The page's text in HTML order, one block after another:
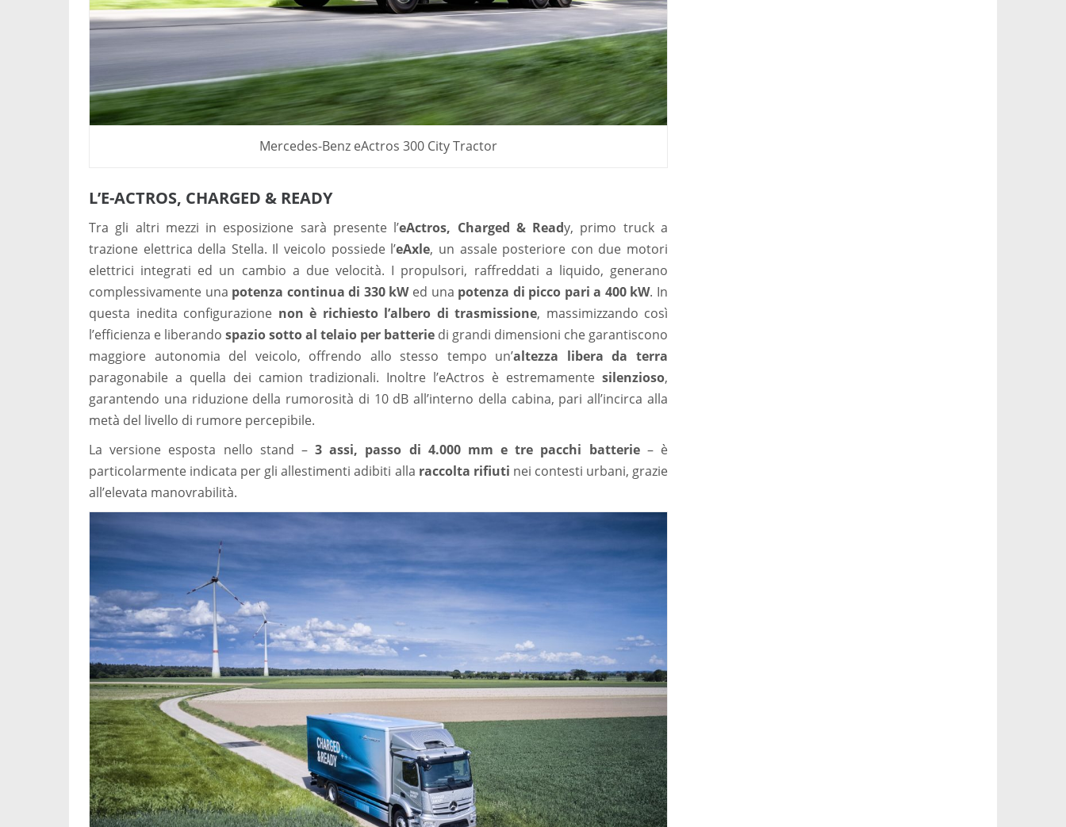
Mercedes-Benz eActros 300 City Tractor
L’E-ACTROS, CHARGED & READY
Tra gli altri mezzi in esposizione sarà presente l’eActros, Charged & Ready, primo truck a
trazione elettrica della Stella. Il veicolo possiede l’eAxle, un assale posteriore con due motori
elettrici integrati ed un cambio a due velocità. I propulsori, raffreddati a liquido, generano
complessivamente una potenza continua di 330 kWed una potenza di picco pari a 400 kW. In
questa inedita configurazione non è richiesto l’albero di trasmissione, massimizzando così
l’efficienza e liberando spazio sotto al telaio per batterie di grandi dimensioni che garantiscono
maggiore autonomia del veicolo, offrendo allo stesso tempo un’altezza libera da terra
paragonabile a quella dei camion tradizionali. Inoltre l’eActros è estremamente silenzioso,
garantendo una riduzione della rumorosità di 10 dB all’interno della cabina, pari all’incirca alla
metà del livello di rumore percepibile.
La versione esposta nello stand –3 assi, passo di 4.000 mm e tre pacchi batterie– è
particolarmente indicata per gli allestimenti adibiti alla raccolta rifiuti nei contesti urbani, grazie
all’elevata manovrabilità.